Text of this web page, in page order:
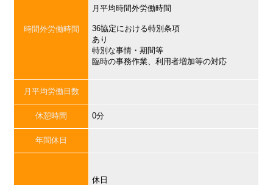
時間外労働時間
月平均時間外労働時間
36協定における特別条項
あり
特別な事情・期間等
臨時の事務作業、利用者増加等の対応
月平均労働日数
休憩時間 0分
年間休日
休日